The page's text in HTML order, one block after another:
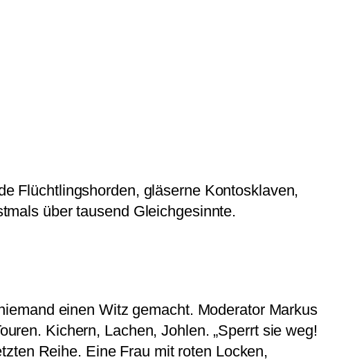
Flüchtlingshorden, gläserne Kontosklaven,
über tausend Gleichgesinnte.
einen Witz gemacht. Moderator Markus
Kichern, Lachen, Johlen. „Sperrt sie weg!
Reihe. Eine Frau mit roten Locken,